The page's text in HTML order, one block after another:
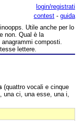
login/registrati
contest - guida
Utile anche per lo
non. Qual è la
composti.
lettere.
(quattro vocali e cinque
una ci, una esse, una i,